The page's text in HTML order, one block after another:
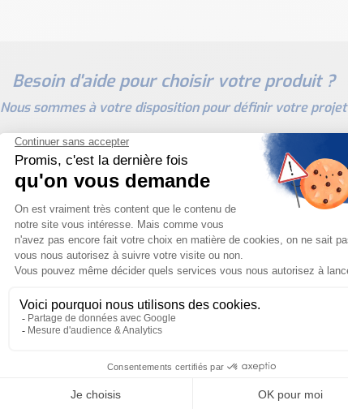
Besoin d'aide pour choisir votre produit ?
Nous sommes à votre disposition pour définir votre projet
PRODUITS SIMILAIRES